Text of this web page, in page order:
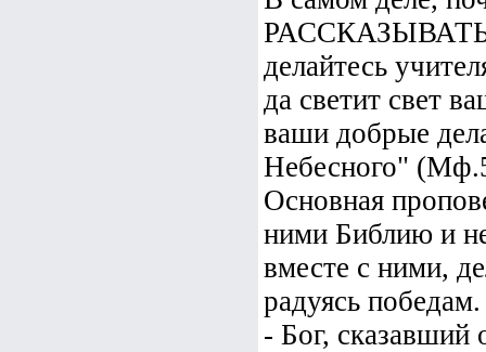
РАССКАЗЫВАТЬ
делайтесь
да светит свет
ваши добрые
Небесного"
Основная
ними Библию и
вместе с ними,
радуясь
- Бог,